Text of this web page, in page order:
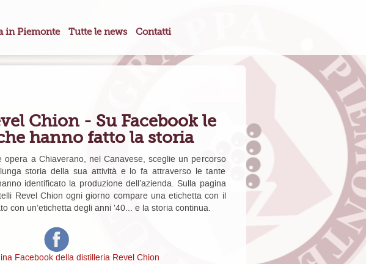
in Piemonte Tutte le news Contatti
Chion - Su Facebook le
hanno fatto la storia
opera a Chiaverano, nel Canavese, sceglie un percorso
storia della sua attività e lo fa attraverso le tante
identificato la produzione dell’azienda. Sulla pagina
Revel Chion ogni giorno compare una etichetta con il
con un’etichetta degli anni '40... e la storia continua.
Facebook della distilleria Revel Chion